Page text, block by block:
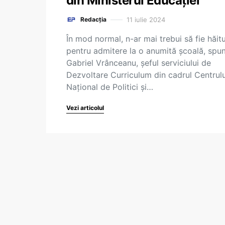
Redacția 11 iulie 2024
În mod normal, n-ar mai trebui să fie
pentru admitere la o anumită școală,
Gabriel Vrânceanu, șeful serviciului de
Dezvoltare Curriculum din cadrul
Național de Politici și…
Vezi articolul